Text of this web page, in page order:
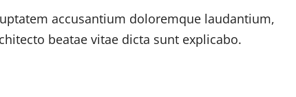
accusantium doloremque laudantium,
beatae vitae dicta sunt explicabo.